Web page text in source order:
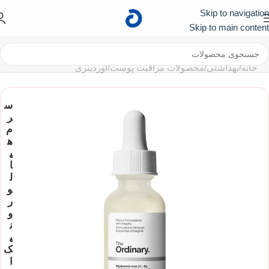
Skip to navigation
Skip to main content
خانه/بهداشتی/محصولات مراقبت پوست/اوردینری
س
ر
م
ه
ی
ا
ل
و
ر
و
ن
ی
ک